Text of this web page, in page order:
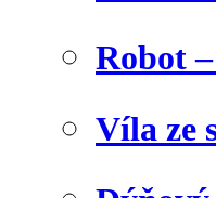
Robot
Víla ze